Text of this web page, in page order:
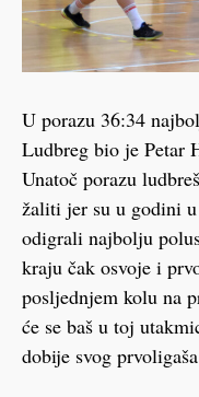
U porazu 36:34
Ludbreg bio je Petar
Unatoč porazu
žaliti jer su u godini
odigrali najbolju
kraju čak osvoje i
posljednjem kolu na
će se baš u toj
dobije svog